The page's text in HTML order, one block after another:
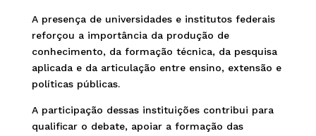
A presença de universidades e institutos federais
reforçou a importância da produção de
conhecimento, da formação técnica, da pesquisa
aplicada e da articulação entre ensino, extensão e
políticas públicas.
A participação dessas instituições contribui para
qualificar o debate, apoiar a formação das